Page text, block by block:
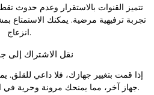
تتميز القنوات بالاستقرار وعدم حدوث
تجربة ترفيهية مرضية. يمكنك الاستمتاع
انزعاج.
5. نقل الاشتراك إلى
إذا قمت بتغيير جهازك، فلا داعي
جهاز آخر، مما يمنحك مرونة وحرية في استخدام الخدمة من أي مكان.